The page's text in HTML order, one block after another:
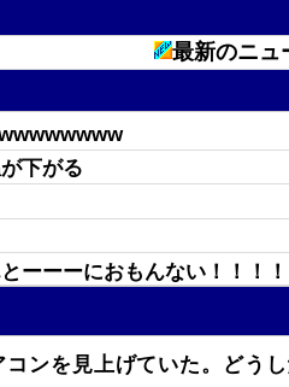
最新のニュ
下がる
ーーーにおもんない！！！！
えなくなる」
てしまうｗｗｗ
どマジでとんでもなく無能
コンを見上げていた。ど